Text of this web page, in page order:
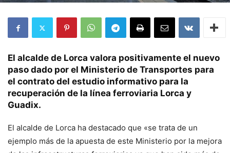
El alcalde de Lorca valora positivamente el nuevo
paso dado por el Ministerio de Transportes para
el contrato del estudio informativo para la
recuperación de la línea ferroviaria Lorca y
Guadix.
El alcalde de Lorca ha destacado que «se trata de un
ejemplo más de la apuesta de este Ministerio por la mejora